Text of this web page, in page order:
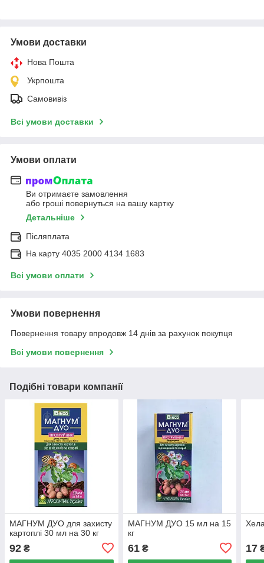
Умови доставки
Нова Пошта
Укрпошта
Самовивіз
Всі умови доставки
Умови оплати
Ви отримаєте замовлення
або гроші повернуться на вашу картку
Детальніше
Післяплата
На карту 4035 2000 4134 1683
Всі умови оплати
Умови повернення
Повернення товару впродовж 14 днів за рахунок покупця
Всі умови повернення
Подібні товари компанії
МАГНУМ ДУО для захисту
картоплі 30 мл на 30 кг
92 ₴
МАГНУМ ДУО 15 мл на 15
кг
61₴ 17